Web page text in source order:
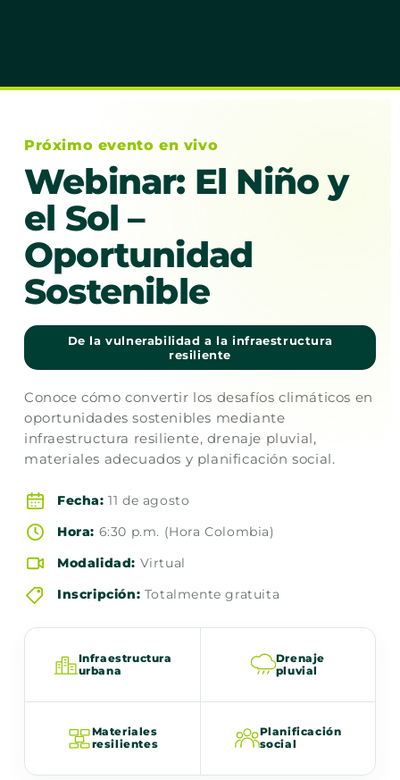
Próximo evento en vivo
Webinar: El Niño y
el Sol –
Oportunidad
Sostenible
De la vulnerabilidad a la infraestructura
resiliente
Conoce cómo convertir los desafíos climáticos en
oportunidades sostenibles mediante
infraestructura resiliente, drenaje pluvial,
materiales adecuados y planificación social.
Fecha: 11 de agosto
Hora: 6:30 p.m. (Hora Colombia)
Modalidad: Virtual
Inscripción: Totalmente gratuita
Infraestructura
urbana
Drenaje
pluvial
Materiales
resilientes
Planificación
social